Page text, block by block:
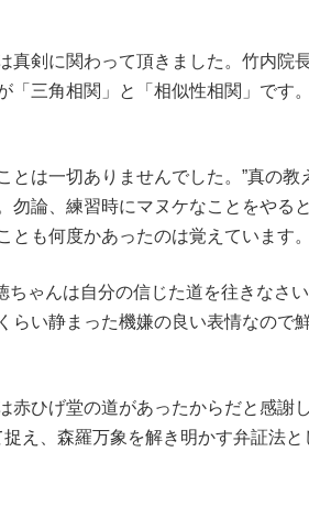
剣に関わって頂きました。竹内院
三角相関」と「相似性相関」です
は一切ありませんでした。”真の教
論、練習時にマヌケなことをやる
も何度かあったのは覚えています。
ゃんは自分の信じた道を往きなさ
い静まった機嫌の良い表情なので
ひげ堂の道があったからだと感謝
え、森羅万象を解き明かす弁証法